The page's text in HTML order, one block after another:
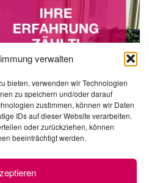
verwalten
bieten, verwenden wir Technologien
zu speichern und/oder darauf
zustimmen, können wir Daten
IDs auf dieser Website verarbeiten.
oder zurückziehen, können
beeinträchtigt werden.